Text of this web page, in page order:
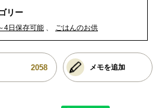
リー
4日保存可能 ごはんのお供
2058 メモを追加